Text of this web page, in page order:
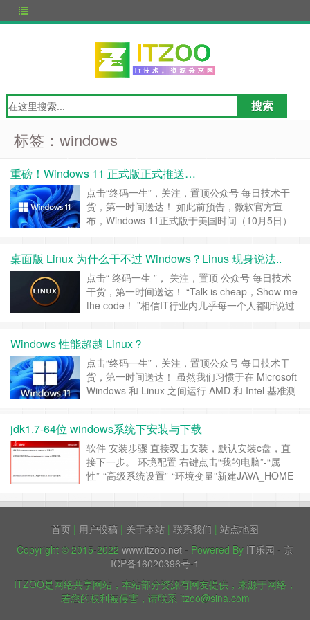
标签：windows
重磅！Windows 11 正式版正式推送…
点击“终码一生”，关注，置顶公众号 每日技术干
货，第一时间送达！ 如此前预告，微软官方宣
布，Windows 11正式版于美国时间（10月5日）
时区10月5日这一天到来，符合条件的Windows
10电脑可获得免费升级。官方提供了三种获得
Windows 1……继续阅读 »
桌面版 Linux 为什么干不过 Windows？Linus 现身说法..
点击“ 终码一生 ”， 关注，置顶 公众号 每日技术
干货，第一时间送达！ “Talk is cheap，Show me
the code！ ”相信IT行业内几乎每一个人都听说过
Windows 性能超越 Linux？
点击“终码一生”，关注，置顶公众号 每日技术干
货，第一时间送达！ 虽然我们习惯于在 Microsoft
Windows 和 Linux 之间运行 AMD 和 Intel 基准测
领先，当谈到 Core i9 12900K“Alder Lake”时 “目
前情况并非如此……继续阅读 »
jdk1.7-64位 windows系统下安装与下载
软件 安装步骤 直接双击安装，默认安装c盘，直
接下一步。 环境配置 右键点击“我的电脑”-“属
性”-“高级系统设置”-“环境变量”新建JAVA_HOME
Files\Java\jdk1.7.0_55 编辑path 添加
.;%JAVA_HOM…… 继续阅读 »
首页 | 用户投稿 | 关于本站 | 联系我们 | 站点地图
Copyright © 2015-2022 www.itzoo.net - Powered By IT乐园 - 京
ICP备16020396号-1
ITZOO是网络共享网站，本站部分资源有网友提供，来源于网络，
若您的权利被侵害，请联系 itzoo@sina.com